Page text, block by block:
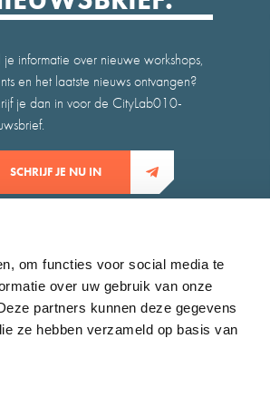
om functies voor social media te
over uw gebruik van onze
partners kunnen deze gegevens
ze hebben verzameld op basis van
informatie over nieuwe workshops,
en het laatste nieuws ontvangen?
je dan in voor de CityLab010-
SCHRIJF JE NU IN